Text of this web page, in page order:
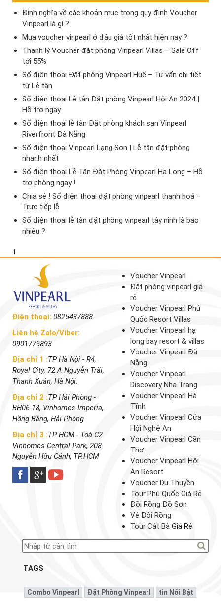
Định nghĩa về các khoản mục trong quy định Voucher
Vinpearl là gì ?
Mua voucher vinpearl ở đâu giá tốt nhất hiện nay ?
Thanh lý Voucher đặt phòng Vinpearl Villas – Sale Off
tới 55%
Số điện thoại Đặt phòng Vinpearl Huế – Tư vấn chi tiết
từ Lễ tân
Số điện thoại Lễ tân Đặt phòng Vinpearl Hội An 2024 |
Hỗ trợ ngay
Số điện thoại lễ tân Đặt phòng khách sạn Vinpearl
Riverfront Đà Nẵng
Số điện thoại Vinpearl Lạng Sơn | Lễ tân đặt phòng
nhanh nhất
Số điện thoại Lễ Tân Đặt Phòng Vinpearl Hạ Long – Hỗ
trợ phòng ngay !
Chia sẻ ! Số điện thoại đặt phòng vinpearl thanh hoá –
Trực tiếp lễ
Số điện thoại lễ tân đặt phòng vinpearl tây ninh là bao
nhiêu ?
1
Điện thoại: 0825437888
Liên hệ Zalo/Viber:
0901776893
Địa chỉ 1 :TP Hà Nội - R4,
Royal City, 72 A Nguyễn Trãi,
Thanh Xuân, Hà Nội.
Địa chỉ 2 :TP Hải Phòng -
BH06-18, Vinhomes Imperia,
Hồng Bàng, Hải Phòng
Địa chỉ 3 :TP HCM - Toà C2
Vinhomes Central Park, 208
Nguyễn Hữu Cảnh, TP.HCM
Voucher Vinpearl
Đặt phòng vinpearl giá
rẻ
Voucher Vinpearl Phú
Quốc Resort Villas
Voucher Vinpearl hạ
long bay resort & villas
Voucher Vinpearl Đà
Nẵng
Voucher Vinpearl
Discovery Nha Trang
Voucher Vinpearl Hà
Tĩnh
Voucher Vinpearl Cửa
Hội Nghệ An
Voucher Vinpearl Cần
Thơ
Voucher Vinpearl Hội
An Resort
Voucher Du Thuyền
Tour Phú Quốc Giá Rẻ
Đồi Rồng Đồ Sơn
Vé Đồi Rồng
Tour Cát Bà Giá Rẻ
TAGS
Combo Vinpearl Đặt Phòng Vinpearl Tin Nổi Bật